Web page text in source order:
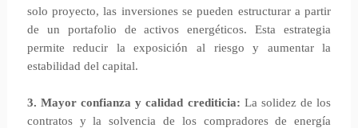
solo proyecto, las inversiones se pueden estructurar a partir
de un portafolio de activos energéticos. Esta estrategia
permite reducir la exposición al riesgo y aumentar la
estabilidad del capital.
3. Mayor confianza y calidad crediticia: La solidez de los
contratos y la solvencia de los compradores de energía